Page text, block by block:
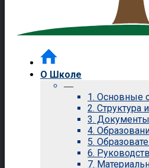
О Школе
—
1. Основные
2. Структура
3. Документы
4.
5.
6.
7.